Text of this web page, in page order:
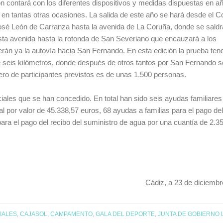
contará con los diferentes dispositivos y medidas dispuestas en
tantas otras ocasiones. La salida de este año se hará desde el
León de Carranza hasta la avenida de La Coruña, donde se
avenida hasta la rotonda de San Severiano que encauzará a los
ya la autovía hacia San Fernando. En esta edición la prueba
kilómetros, donde después de otros tantos por San Fernando
de participantes previstos es de unas 1.500 personas.
que se han concedido. En total han sido seis ayudas
valor de 45.338,57 euros, 68 ayudas a familias para el pago
el pago del recibo del suministro de agua por una cuantía de
Cádiz, a 23 de
,CAJASOL ,CAMPAMENTO ,GALA DEL DEPORTE ,JUNTA DE GOBIERNO